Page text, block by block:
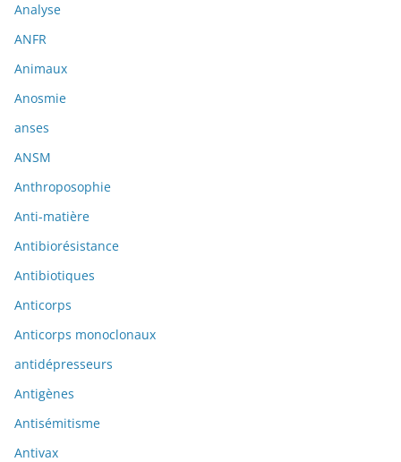
Analyse
ANFR
Animaux
Anosmie
anses
ANSM
Anthroposophie
Anti-matière
Antibiorésistance
Antibiotiques
Anticorps
Anticorps monoclonaux
antidépresseurs
Antigènes
Antisémitisme
Antivax